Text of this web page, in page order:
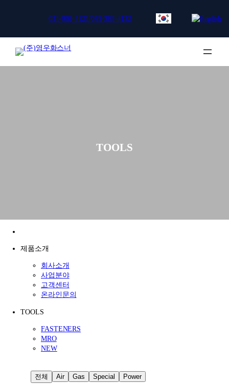
031-902-4121/055-383-4132
TOOLS
제품소개
회사소개
사업분야
고객센터
온라인문의
TOOLS
FASTENERS
MRO
NEW
전체 Air Gas Special Power